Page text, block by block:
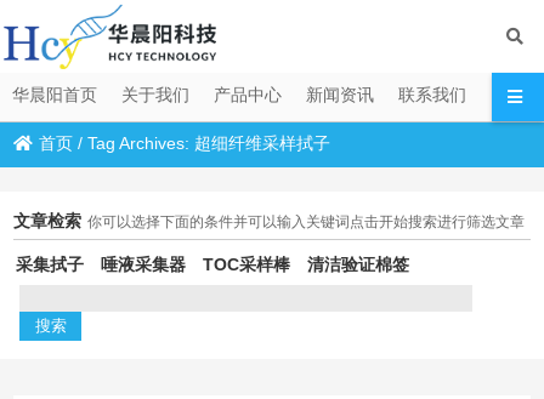
华晨阳首页 关于我们 产品中心 新闻资讯 联系我们
首页 /Tag Archives: 超细纤维采样拭子
文章检索 你可以选择下面的条件并可以输入关键词点击开始搜索进行筛选文章
采集拭子 唾液采集器 TOC采样棒 清洁验证棉签